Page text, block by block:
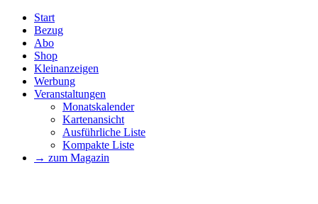
Start
Bezug
Abo
Shop
Kleinanzeigen
Werbung
Veranstaltungen
Monatskalender
Kartenansicht
Ausführliche Liste
Kompakte Liste
→ zum Magazin